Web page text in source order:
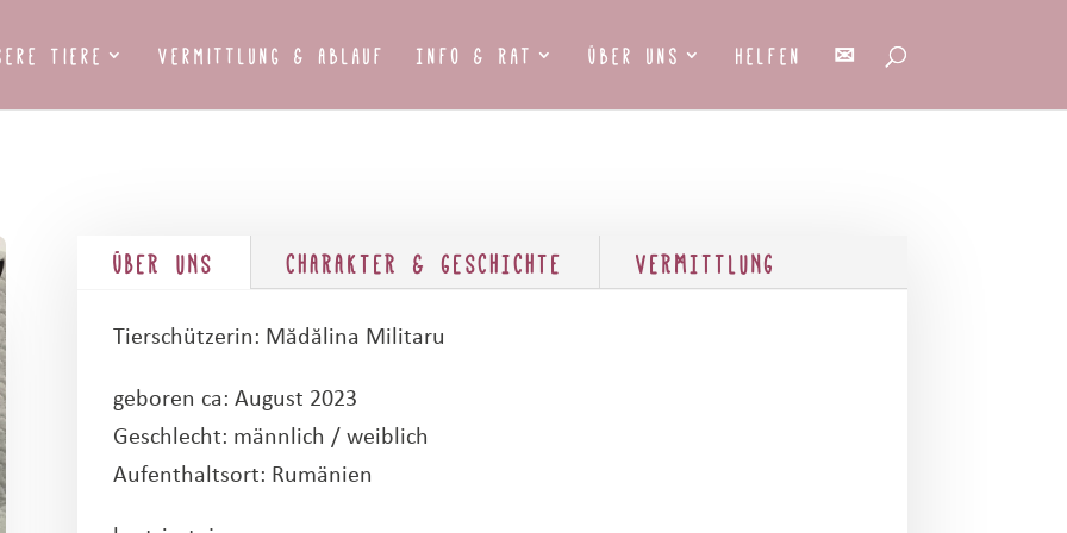
Tiere Vermittlung & Ablauf Info & Rat Über uns Helfen ✉
ÜBER UNS CHARAKTER & GESCHICHTE VERMITTLUNG
Tierschützerin: Mădălina Militaru
geboren ca: August 2023
Geschlecht: männlich / weiblich
Aufenthaltsort: Rumänien